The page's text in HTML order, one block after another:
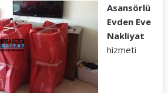
Asansörlü
Evden Eve
Nakliyat
hizmeti